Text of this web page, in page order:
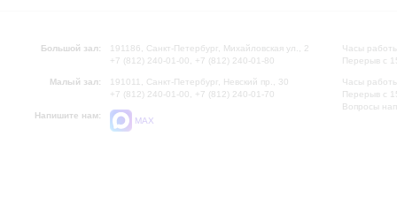
Большой зал:
191186, Санкт-Петербург, Михайловская ул., 2
+7 (812) 240-01-00, +7 (812) 240-01-80
Малый зал:
191011, Санкт-Петербург, Невский пр., 30
+7 (812) 240-01-00, +7 (812) 240-01-70
Напишите нам:
MAX
Часы
Перерыв с
Часы
Перерыв с
Вопросы